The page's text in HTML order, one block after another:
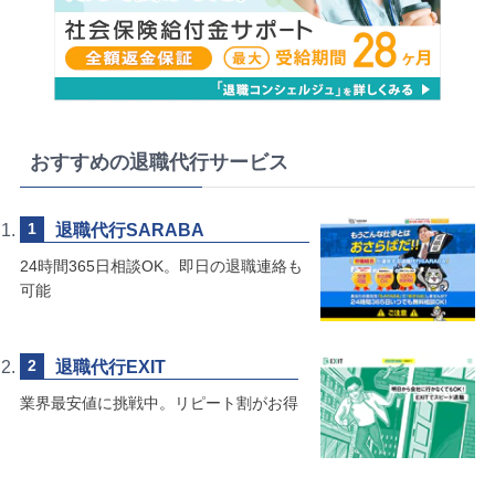
おすすめの退職代行サービス
退職代行SARABA
24時間365日相談OK。即日の退職連絡も
可能
退職代行EXIT
業界最安値に挑戦中。リピート割がお得